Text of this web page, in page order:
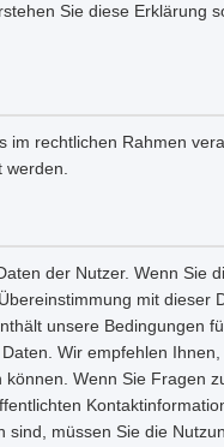
Sie diese Erklärung
rechtlichen Rahmen
der Nutzer. Wenn Sie
mit dieser
unsere Bedingungen
Wir empfehlen
Wenn Sie Fragen
müssen Sie die